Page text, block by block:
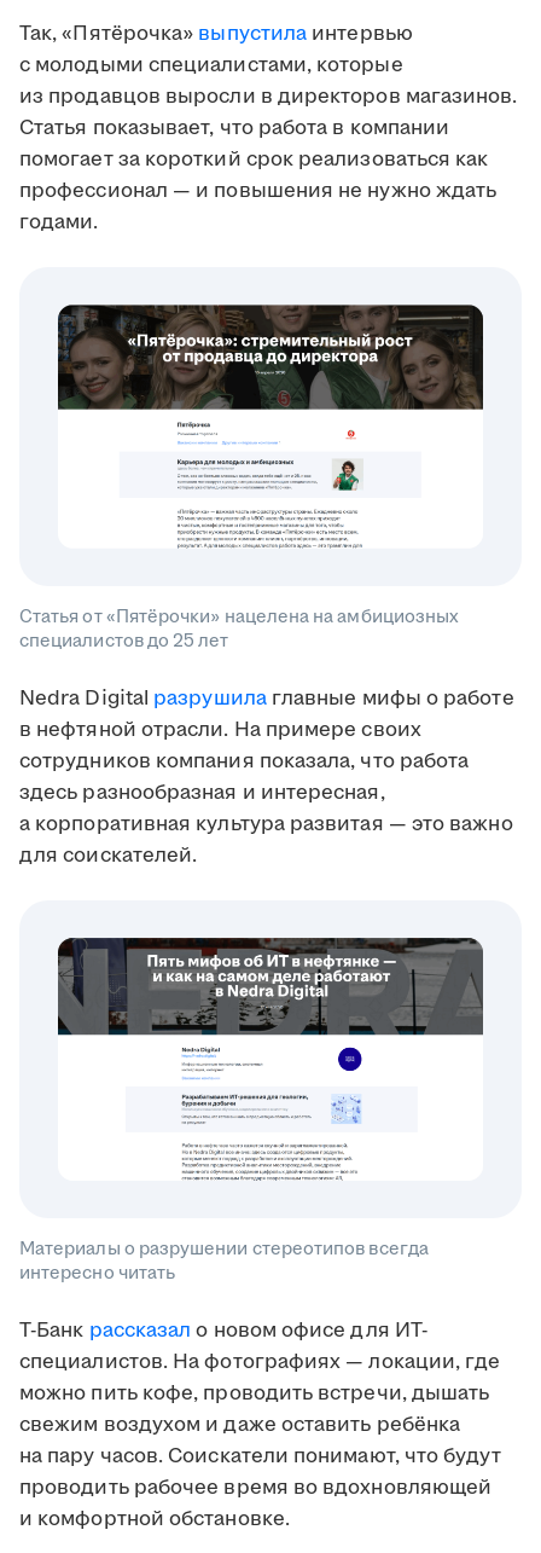
Так, «Пятёрочка» выпустила интервью
с молодыми специалистами, которые
из продавцов выросли в директоров магазинов.
Статья показывает, что работа в компании
помогает за короткий срок реализоваться как
профессионал — и повышения не нужно ждать
годами.
Статья от «Пятёрочки» нацелена на амбициозных
специалистов до 25 лет
Nedra Digital разрушилаглавные мифы о работе
в нефтяной отрасли. На примере своих
сотрудников компания показала, что работа
здесь разнообразная и интересная,
а корпоративная культура развитая — это важно
для соискателей.
Материалы о разрушении стереотипов всегда
интересно читать
Т-Банк рассказал о новом офисе для ИТ-
специалистов. На фотографиях — локации, где
можно пить кофе, проводить встречи, дышать
свежим воздухом и даже оставить ребёнка
на пару часов. Соискатели понимают, что будут
проводить рабочее время во вдохновляющей
и комфортной обстановке.